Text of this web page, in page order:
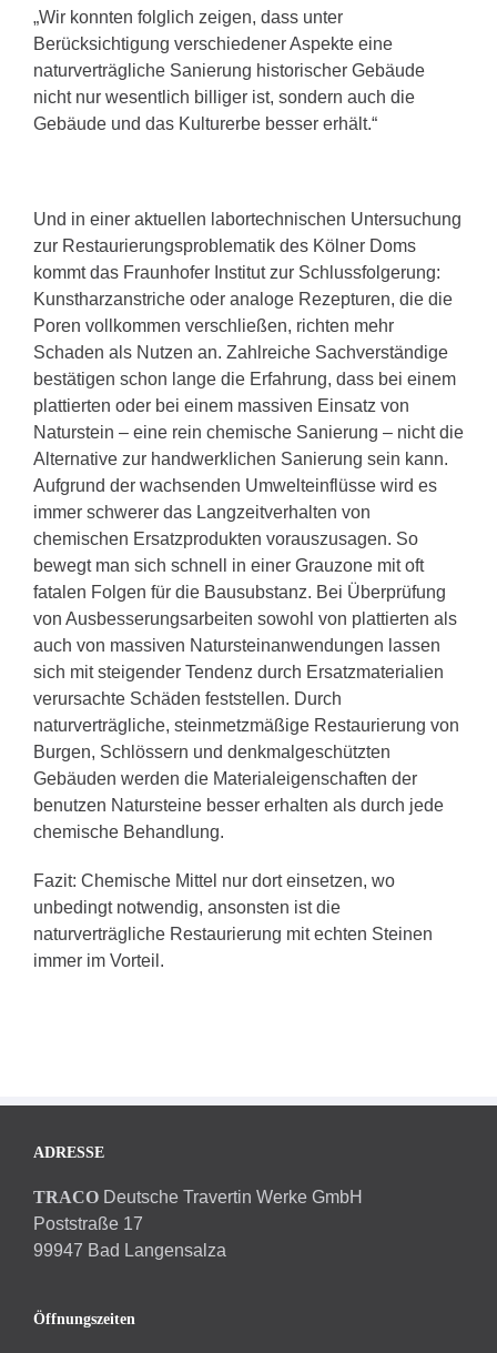
„Wir konnten folglich zeigen, dass unter
Berücksichtigung verschiedener Aspekte eine
naturverträgliche Sanierung historischer Gebäude
nicht nur wesentlich billiger ist, sondern auch die
Gebäude und das Kulturerbe besser erhält.“
Und in einer aktuellen labortechnischen Untersuchung
zur Restaurierungsproblematik des Kölner Doms
kommt das Fraunhofer Institut zur Schlussfolgerung:
Kunstharzanstriche oder analoge Rezepturen, die die
Poren vollkommen verschließen, richten mehr
Schaden als Nutzen an. Zahlreiche Sachverständige
bestätigen schon lange die Erfahrung, dass bei einem
plattierten oder bei einem massiven Einsatz von
Naturstein – eine rein chemische Sanierung – nicht die
Alternative zur handwerklichen Sanierung sein kann.
Aufgrund der wachsenden Umwelteinflüsse wird es
immer schwerer das Langzeitverhalten von
chemischen Ersatzprodukten vorauszusagen. So
bewegt man sich schnell in einer Grauzone mit oft
fatalen Folgen für die Bausubstanz. Bei Überprüfung
von Ausbesserungsarbeiten sowohl von plattierten als
auch von massiven Natursteinanwendungen lassen
sich mit steigender Tendenz durch Ersatzmaterialien
verursachte Schäden feststellen. Durch
naturverträgliche, steinmetzmäßige Restaurierung von
Burgen, Schlössern und denkmalgeschützten
Gebäuden werden die Materialeigenschaften der
benutzen Natursteine besser erhalten als durch jede
chemische Behandlung.
Fazit: Chemische Mittel nur dort einsetzen, wo
unbedingt notwendig, ansonsten ist die
naturverträgliche Restaurierung mit echten Steinen
immer im Vorteil.
ADRESSE
TRACO Deutsche Travertin Werke GmbH
Poststraße 17
99947 Bad Langensalza
Öffnungszeiten